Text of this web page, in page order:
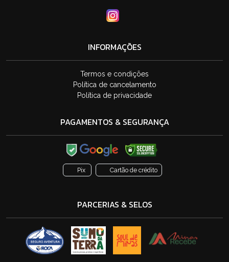
INFORMAÇÕES
Termos e condições
Política de cancelamento
Política de privacidade
PAGAMENTOS & SEGURANÇA
Pix Cartão de crédito
PARCERIAS & SELOS